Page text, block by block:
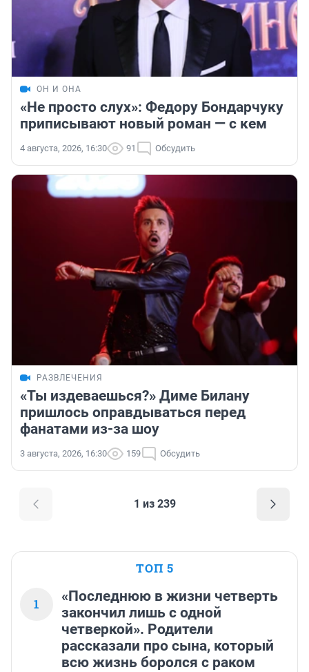
ОН И ОНА
«Не просто слух»: Федору Бондарчуку
приписывают новый роман — с кем
4 августа, 2026, 16:30 91 Обсудить
РАЗВЛЕЧЕНИЯ
«Ты издеваешься?» Диме Билану
пришлось оправдываться перед
фанатами из-за шоу
3 августа, 2026, 16:30 159 Обсудить
1 из 239
ТОП 5
1
«Последнюю в жизни четверть
закончил лишь с одной
четверкой». Родители
рассказали про сына, который
всю жизнь боролся с раком